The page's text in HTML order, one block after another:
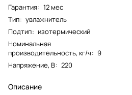
Гарантия: 12 мес
Тип: увлажнитель
Подтип: изотермический
Номинальная
производительность, кг/ч: 9
Напряжение, В: 220
Описание